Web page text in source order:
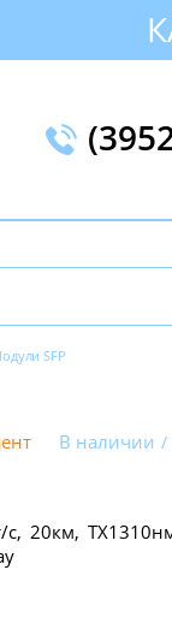
SFP
В наличии
с, 20км,